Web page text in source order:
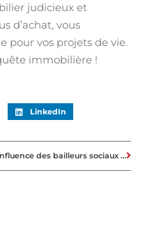
judicieux et
d’achat, vous
pour vos projets de vie.
immobilière !
LinkedIn
Influence des bailleurs sociaux dans le marché immobilier actuel